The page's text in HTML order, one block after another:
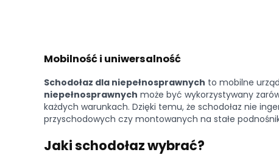
Mobilność i uniwersalność
Schodołaz dla niepełnosprawnych to mobilne
niepełnosprawnych może być wykorzystywany
każdych warunkach. Dzięki temu, że schodołaz nie
przyschodowych czy montowanych na stałe
Jaki schodołaz wybrać?